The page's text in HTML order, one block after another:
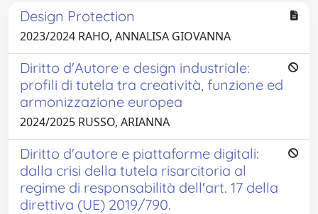
Design Protection
2023/2024 RAHO, ANNALISA GIOVANNA
Diritto d'Autore e design industriale:
profili di tutela tra creatività, funzione ed
armonizzazione europea
2024/2025 RUSSO, ARIANNA
Diritto d'autore e piattaforme digitali:
dalla crisi della tutela risarcitoria al
regime di responsabilità dell'art. 17 della
direttiva (UE) 2019/790.